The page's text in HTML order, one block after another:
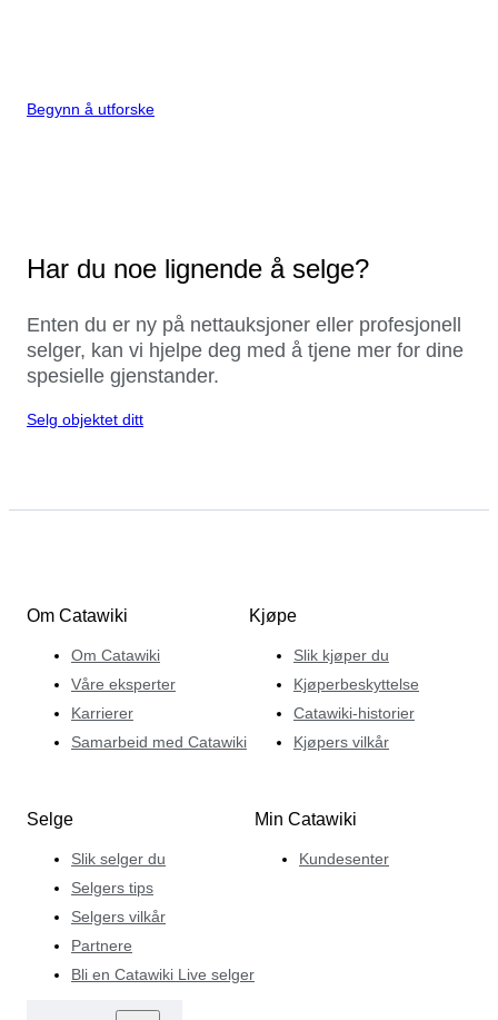
Begynn å utforske
Har du noe lignende å selge?
Enten du er ny på nettauksjoner eller profesjonell
selger, kan vi hjelpe deg med å tjene mer for dine
spesielle gjenstander.
Selg objektet ditt
Om Catawiki
Om Catawiki
Våre eksperter
Karrierer
Samarbeid med Catawiki
Kjøpe
Slik kjøper du
Kjøperbeskyttelse
Catawiki-historier
Kjøpers vilkår
Selge
Slik selger du
Selgers tips
Selgers vilkår
Partnere
Bli en Catawiki Live selger
Min Catawiki
Kundesenter